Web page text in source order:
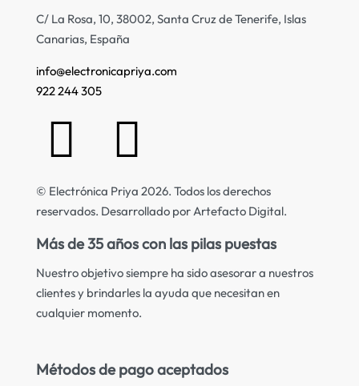
C/ La Rosa, 10, 38002, Santa Cruz de Tenerife, Islas
Canarias, España
info@electronicapriya.com
922 244 305
© Electrónica Priya 2026. Todos los derechos
reservados. Desarrollado por Artefacto Digital.
Más de 35 años con las pilas puestas
Nuestro objetivo siempre ha sido asesorar a nuestros
clientes y brindarles la ayuda que necesitan en
cualquier momento.
Métodos de pago aceptados